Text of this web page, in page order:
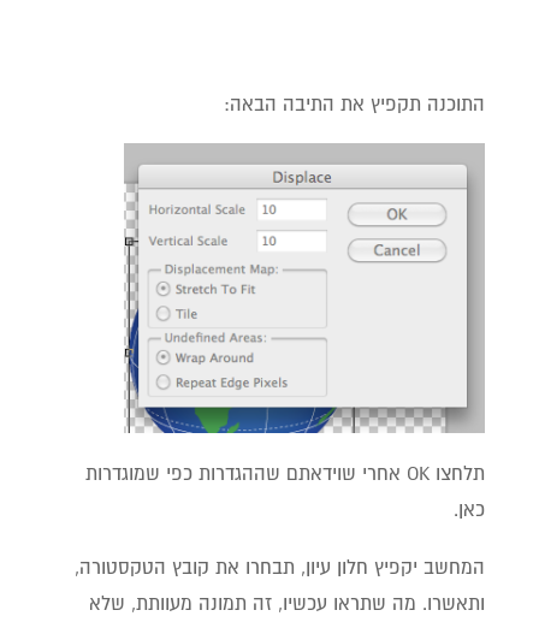
התוכנה תקפיץ את התיבה הבאה:
תלחצו OK אחרי שוידאתם שההגדרות כפי שמוגדרות
כאן.
המחשב יקפיץ חלון עיון, תבחרו את קובץ הטקסטורה,
ותאשרו. מה שתראו עכשיו, זה תמונה מעוותת, שלא